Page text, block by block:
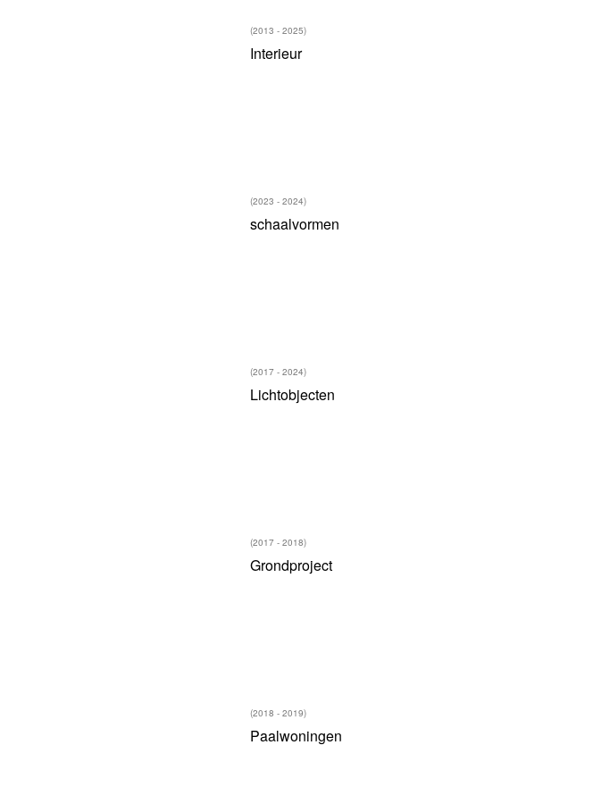
Interieur
(2013 - 2025)
schaalvormen
(2023 - 2024)
Lichtobjecten
(2017 - 2024)
Grondproject
(2017 - 2018)
Paalwoningen
(2018 - 2019)